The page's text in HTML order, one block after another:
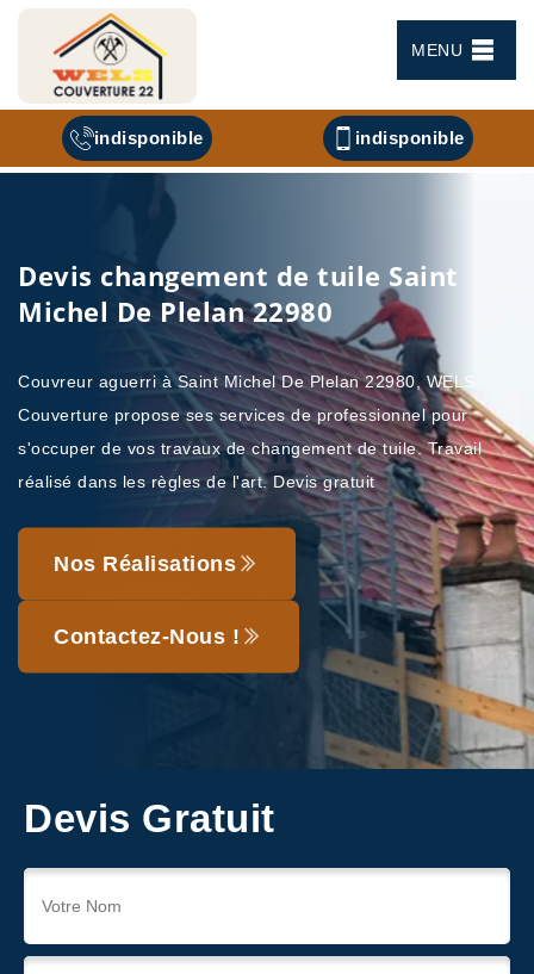
MENU
indisponible indisponible
Devis changement de tuile Saint
Michel De Plelan 22980
Couvreur aguerri à Saint Michel De Plelan 22980, WELS
Couverture propose ses services de professionnel pour
s'occuper de vos travaux de changement de tuile. Travail
réalisé dans les règles de l'art. Devis gratuit
Nos Réalisations
Contactez-Nous !
Devis Gratuit